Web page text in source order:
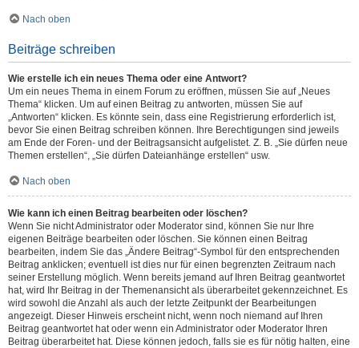
Nach oben
Beiträge schreiben
Wie erstelle ich ein neues Thema oder eine Antwort?
Um ein neues Thema in einem Forum zu eröffnen, müssen Sie auf „Neues
Thema“ klicken. Um auf einen Beitrag zu antworten, müssen Sie auf
„Antworten“ klicken. Es könnte sein, dass eine Registrierung erforderlich ist,
bevor Sie einen Beitrag schreiben können. Ihre Berechtigungen sind jeweils
am Ende der Foren- und der Beitragsansicht aufgelistet. Z. B. „Sie dürfen neue
Themen erstellen“, „Sie dürfen Dateianhänge erstellen“ usw.
Nach oben
Wie kann ich einen Beitrag bearbeiten oder löschen?
Wenn Sie nicht Administrator oder Moderator sind, können Sie nur Ihre
eigenen Beiträge bearbeiten oder löschen. Sie können einen Beitrag
bearbeiten, indem Sie das „Ändere Beitrag“-Symbol für den entsprechenden
Beitrag anklicken; eventuell ist dies nur für einen begrenzten Zeitraum nach
seiner Erstellung möglich. Wenn bereits jemand auf Ihren Beitrag geantwortet
hat, wird Ihr Beitrag in der Themenansicht als überarbeitet gekennzeichnet. Es
wird sowohl die Anzahl als auch der letzte Zeitpunkt der Bearbeitungen
angezeigt. Dieser Hinweis erscheint nicht, wenn noch niemand auf Ihren
Beitrag geantwortet hat oder wenn ein Administrator oder Moderator Ihren
Beitrag überarbeitet hat. Diese können jedoch, falls sie es für nötig halten, eine